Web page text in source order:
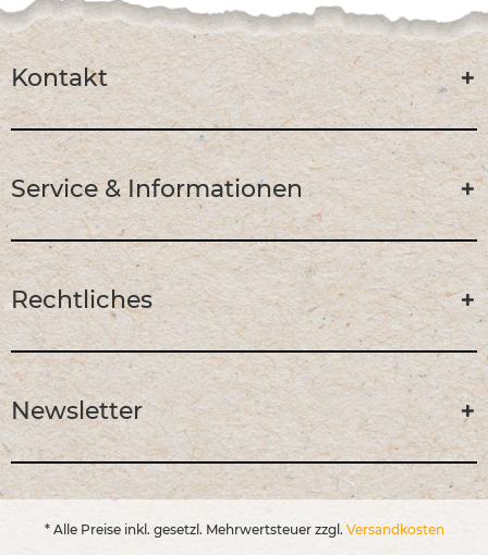
Kontakt
Service & Informationen
Rechtliches
Newsletter
* Alle Preise inkl. gesetzl. Mehrwertsteuer zzgl. Versandkosten